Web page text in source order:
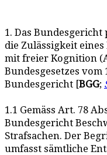
1. Das
die Zulässigkeit
mit freier Kognition
Bundesgesetzes vom
Bundesgericht [BGG;
1.1 Gemäss Art. 78
Bundesgericht
Strafsachen. Der
umfasst sämtliche